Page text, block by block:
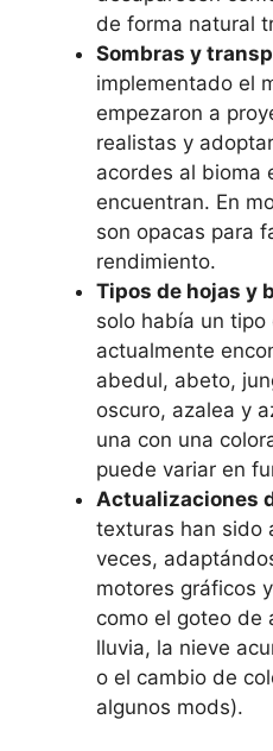
de forma natural
Sombras y
implementado el
empezaron a
realistas y
acordes al bioma
encuentran. En
son opacas para
rendimiento.
Tipos de hojas y
solo había un tipo
actualmente
abedul, abeto,
oscuro, azalea y
una con una
puede variar en
Actualizaciones
texturas han sido
veces,
motores gráficos
como el goteo de
lluvia, la nieve
o el cambio de
algunos mods).